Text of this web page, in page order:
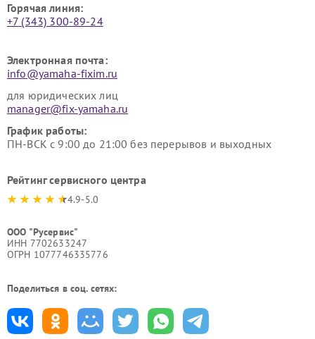
Горячая линия:
+7 (343) 300-89-24
Электронная почта:
info@yamaha-fixim.ru
для юридических лиц
manager@fix-yamaha.ru
График работы:
ПН-ВСК с 9:00 до 21:00 без перерывов и выходных
Рейтинг сервисного центра
4.9-5.0
ООО "Русервис"
ИНН 7702633247
ОГРН 1077746335776
Поделиться в соц. сетях: